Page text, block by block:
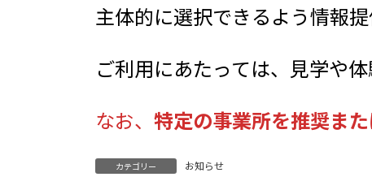
主体的に選択できるよう情報提
ご利用にあたっては、見学や
なお、 特定の事業所を推奨ま
カテゴリー お知らせ